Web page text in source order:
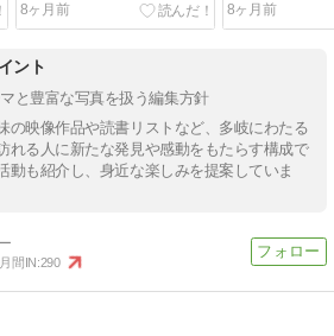
8ヶ月前
8ヶ月前
ント
と豊富な写真を扱う編集方針
の映像作品や読書リストなど、多岐にわたる
れる人に新たな発見や感動をもたらす構成で
動も紹介し、身近な楽しみを提案していま
月間IN:290